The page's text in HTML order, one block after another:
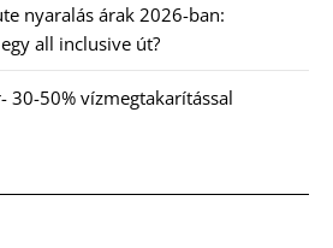
nyaralás árak 2026-ban:
all inclusive út?
30-50% vízmegtakarítással